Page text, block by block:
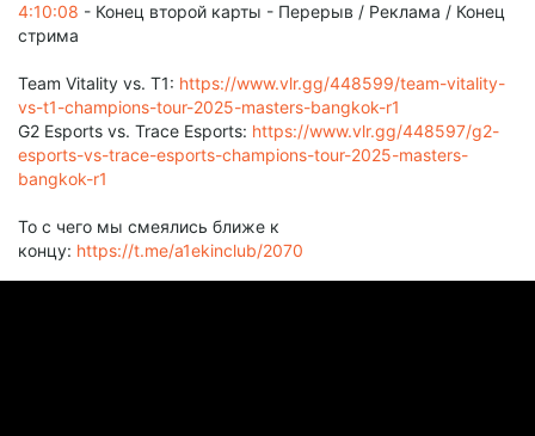
4:10:08 - Конец второй карты - Перерыв / Реклама / Конец
стрима
Team Vitality vs. T1: https://www.vlr.gg/448599/team-vitality-
vs-t1-champions-tour-2025-masters-bangkok-r1
G2 Esports vs. Trace Esports: https://www.vlr.gg/448597/g2-
esports-vs-trace-esports-champions-tour-2025-masters-
bangkok-r1
То с чего мы смеялись ближе к
концу: https://t.me/a1ekinclub/2070